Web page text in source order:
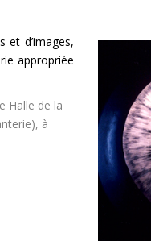
et d’images,
appropriée
Halle de la
à